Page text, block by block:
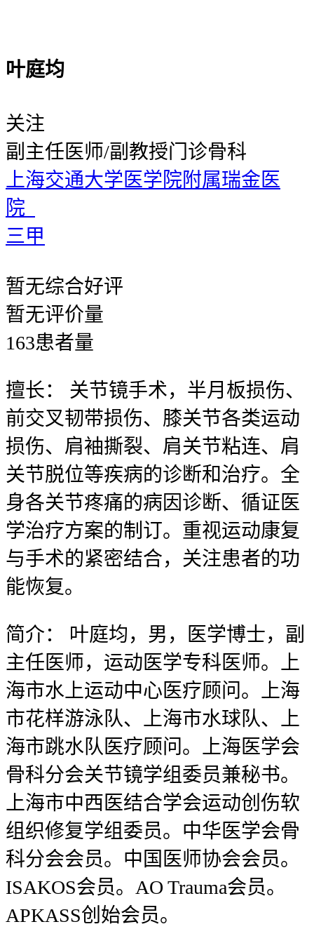
叶庭均
关注
副主任医师/副教授门诊骨科
上海交通大学医学院附属瑞金医
院
三甲
暂无综合好评
暂无评价量
163患者量
擅长：
关节镜手术，半月板损伤、
前交叉韧带损伤、膝关节各类运动
损伤、肩袖撕裂、肩关节粘连、肩
关节脱位等疾病的诊断和治疗。全
身各关节疼痛的病因诊断、循证医
学治疗方案的制订。重视运动康复
与手术的紧密结合，关注患者的功
能恢复。
简介：
叶庭均，男，医学博士，副
主任医师，运动医学专科医师。上
海市水上运动中心医疗顾问。上海
市花样游泳队、上海市水球队、上
海市跳水队医疗顾问。上海医学会
骨科分会关节镜学组委员兼秘书。
上海市中西医结合学会运动创伤软
组织修复学组委员。中华医学会骨
科分会会员。中国医师协会会员。
ISAKOS会员。AO Trauma会员。
APKASS创始会员。